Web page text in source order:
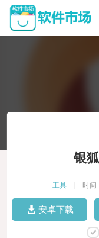
银
工具 时间
安卓下载